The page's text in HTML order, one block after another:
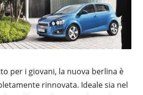
per i giovani, la nuova berlina è
rinnovata. Ideale sia nel